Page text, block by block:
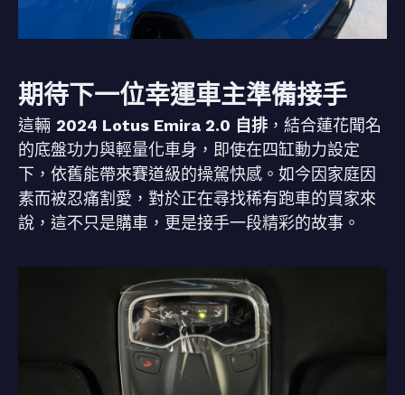
期待下一位幸運車主準備接手
這輛 2024 Lotus Emira 2.0 自排 ，結合蓮花聞名
的底盤功力與輕量化車身，即使在四缸動力設定
下，依舊能帶來賽道級的操駕快感。如今因家庭因
素而被忍痛割愛，對於正在尋找稀有跑車的買家來
說，這不只是購車，更是接手一段精彩的故事。